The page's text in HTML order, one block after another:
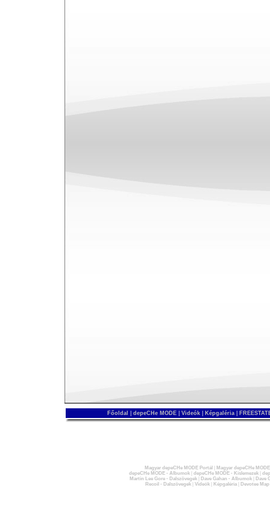
Főoldal depeCHe MODE Videók Képgaléria
Magyar depeCHe MODE Portál
Magyar depeCHe
depeCHe MODE - Albumok| depeCHe MODE - Kislemezek|
Martin Lee Gore - Dalszövegek| Dave Gahan - Albumok|
Dave
Recoil - Dalszövegek| Videók| Képgaléria| Devotee Map